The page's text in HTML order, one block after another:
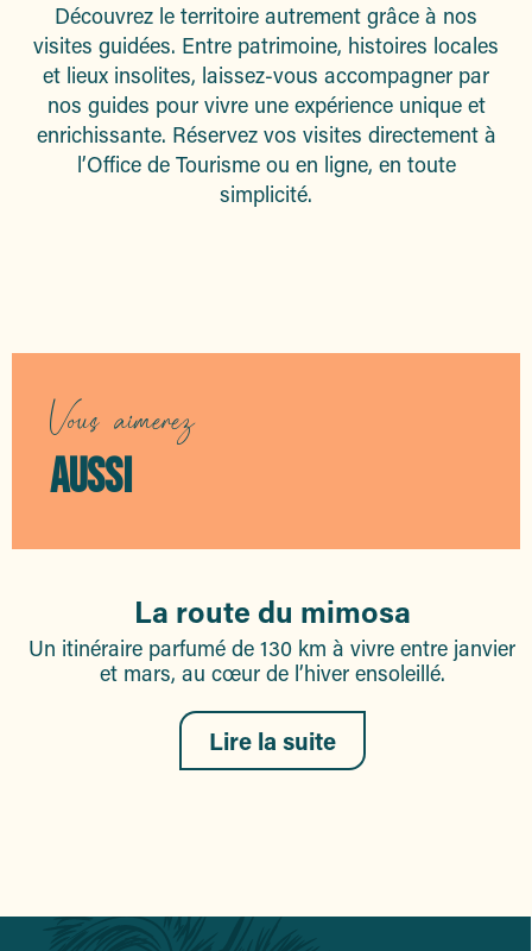
Découvrez le territoire autrement grâce à nos
visites guidées. Entre patrimoine, histoires locales
et lieux insolites, laissez-vous accompagner par
nos guides pour vivre une expérience unique et
enrichissante. Réservez vos visites directement à
l’Office de Tourisme ou en ligne, en toute
simplicité.
Vous aimerez
AUSSI
La route du mimosa
Un itinéraire parfumé de 130 km à vivre entre janvier
et mars, au cœur de l’hiver ensoleillé.
Lire la suite